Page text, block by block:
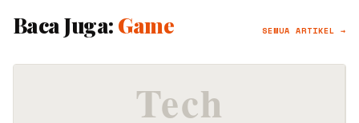
Baca Juga: Game SEMUA ARTIKEL →